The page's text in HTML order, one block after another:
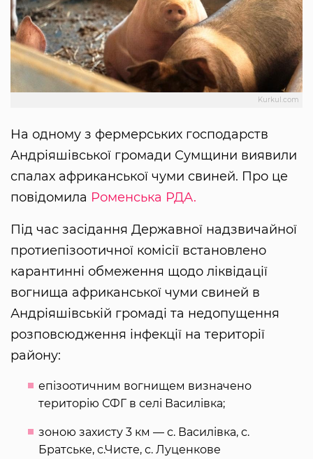
Kurkul.com
На одному з фермерських господарств
Андріяшівської громади Сумщини виявили
спалах африканської чуми свиней. Про це
повідомила Роменська РДА.
Під час засідання Державної надзвичайної
протиепізоотичної комісії встановлено
карантинні обмеження щодо ліквідації
вогнища африканської чуми свиней в
Андріяшівській громаді та недопущення
розповсюдження інфекції на території
району:
епізоотичним вогнищем визначено
територію СФГ в селі Василівка;
зоною захисту 3 км — с. Василівка, с.
Братське, с.Чисте, с. Луценкове